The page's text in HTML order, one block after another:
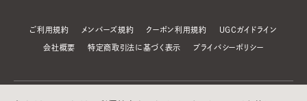
ご利用規約 メンバーズ規約 クーポン利用規約 UGCガイドライン
会社概要 特定商取引法に基づく表示 プライバシーポリシー